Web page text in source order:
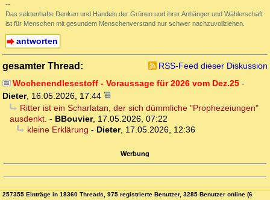
--
Das sektenhafte Denken und Handeln der Grünen und ihrer Anhänger und Wählerschaft
ist für Menschen mit gesundem Menschenverstand nur schwer nachzuvollziehen.
antworten
gesamter Thread:
RSS-Feed dieser Diskussion
Wochenendlesestoff - Voraussage für 2026 vom Dez.25-
Dieter, 16.05.2026, 17:44
Ritter ist ein Scharlatan, der sich dümmliche "Prophezeiungen"
ausdenkt. - BBouvier, 17.05.2026, 07:22
kleine Erklärung - Dieter, 17.05.2026, 12:36
Werbung
257355 Einträge in 18360 Threads, 975 registrierte Benutzer, 3285 Benutzer online (6